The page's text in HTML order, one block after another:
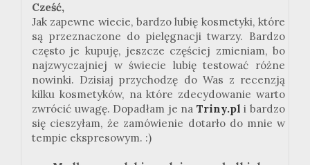
Cześć,
Jak zapewne wiecie, bardzo lubię kosmetyki, które
są przeznaczone do pielęgnacji twarzy. Bardzo
często je kupuję, jeszcze częściej zmieniam, bo
najzwyczajniej w świecie lubię testować różne
nowinki. Dzisiaj przychodzę do Was z recenzją
kilku kosmetyków, na które zdecydowanie warto
zwrócić uwagę. Dopadłam je na Triny.pl i bardzo
się cieszyłam, że zamówienie dotarło do mnie w
tempie ekspresowym. :)